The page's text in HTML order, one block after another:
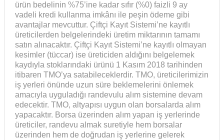
ürün bedelinin %75’ine kadar sıfır (%0) faizli 9 ay
vadeli kredi kullanma imkânı ile peşin ödeme gibi
avantajlar mevcuttur. Çiftçi Kayıt Sistemi’ne kayıtlı
üreticilerden belgelerindeki üretim miktarının tamamı
satın alınacaktır. Çiftçi Kayıt Sistemi’ne kayıtlı olmayan
kesimler (tüccar) ise üreticiden aldığını belgelemek
kaydıyla stoklarındaki ürünü 1 Kasım 2018 tarihinden
itibaren TMO’ya satabileceklerdir. TMO, üreticilerimizin
iş yerleri önünde uzun süre beklemelerini önlemek
amacıyla uyguladığı randevulu alım sistemine devam
edecektir. TMO, altyapısı uygun olan borsalarda alım
yapacaktır. Borsa üzerinden alım yapan iş yerlerinde
üreticiler, randevu almak suretiyle hem borsalar
üzerinden hem de doğrudan iş yerlerine gelerek